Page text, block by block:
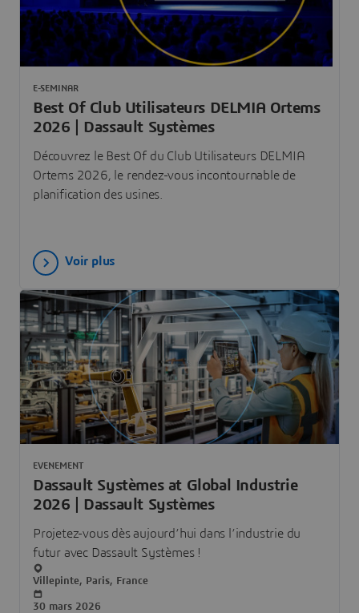
Best Of Club Utilisateurs DELMIA Ortems
2026 | Dassault Systèmes
Découvrez le Best Of du Club Utilisateurs DELMIA
Ortems 2026, le rendez-vous incontournable de
planification des usines.
E-SEMINAR
Voir plus
Dassault Systèmes at Global Industrie
2026 | Dassault Systèmes
Projetez-vous dès aujourd’hui dans l’industrie du
futur avec Dassault Systèmes !
EVENEMENT
Villepinte, Paris, France
30 mars 2026